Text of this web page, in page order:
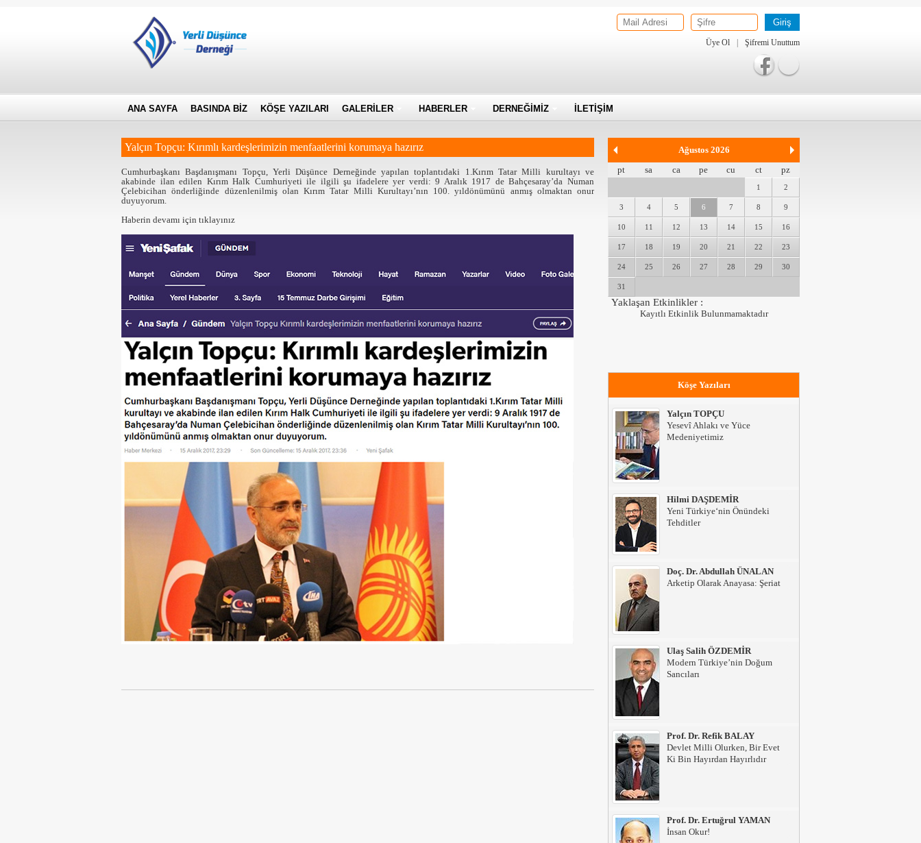
Şifremi Unuttum
Üye Ol
ANA SAYFA BASINDA BİZ KÖŞE YAZILARI GALERİLER HABERLER DERNEĞİMİZ İLETİŞİM
Yalçın Topçu: Kırımlı kardeşlerimizin menfaatlerini korumaya hazırız
Cumhurbaşkanı Başdanışmanı Topçu, Yerli Düşünce Derneğinde yapılan toplantıdaki 1.Kırım Tatar Milli kurultayı ve
akabinde ilan edilen Kırım Halk Cumhuriyeti ile ilgili şu ifadelere yer verdi: 9 Aralık 1917 de Bahçesaray’da Numan
Çelebicihan önderliğinde düzenlenilmiş olan Kırım Tatar Milli Kurultayı’nın 100. yıldönümünü anmış olmaktan onur
duyuyorum.
Haberin devamı için tıklayınız
Ağustos 2026
pt
sa ca pe cu ct pz
1 2
3 4 5 6 7 8 9
10 11 12 13 14 15 16
17 18 19 20 21 22 23
24 25 26 27 28 29 30
31
Yaklaşan Etkinlikler :
Kayıtlı Etkinlik Bulunmamaktadır
Köşe Yazıları
Yalçın TOPÇU
Yesevî Ahlakı ve Yüce
Medeniyetimiz
Hilmi DAŞDEMİR
Yeni Türkiye‘nin Önündeki
Tehditler
Doç. Dr. Abdullah ÜNALAN
Arketip Olarak Anayasa: Şeriat
Ulaş Salih ÖZDEMİR
Modern Türkiye’nin Doğum
Sancıları
Prof. Dr. Refik BALAY
Devlet Milli Olurken, Bir Evet
Ki Bin Hayırdan Hayırlıdır
Prof. Dr. Ertuğrul YAMAN
İnsan Okur!